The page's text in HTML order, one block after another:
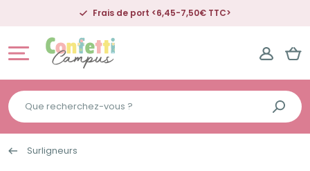
Frais de port <6,45-7,50€ TTC>
Que
recherchez-
vous
?
Surligneurs